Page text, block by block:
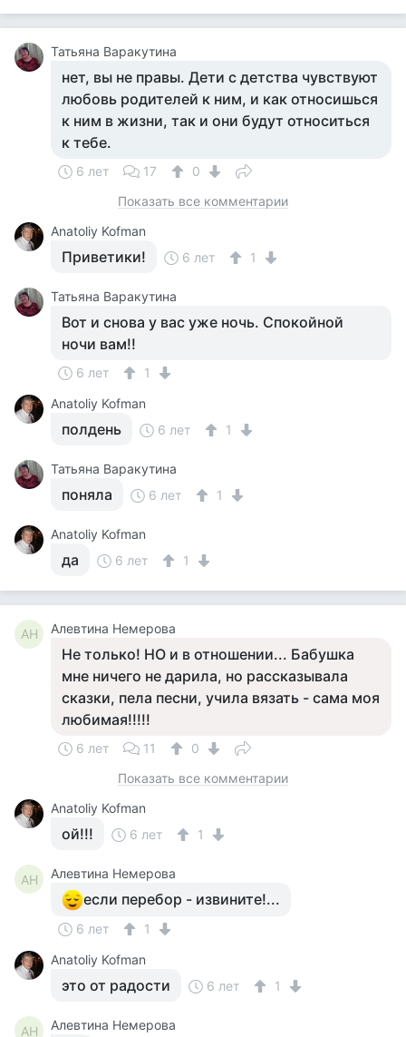
Татьяна Варакутина
нет, вы не правы. Дети с детства чувствуют
любовь родителей к ним, и как относишься
к ним в жизни, так и они будут относиться
к тебе.
6 лет 17
0
Показать все комментарии
Anatoliy Kofman
Приветики! 6 лет 1
Татьяна Варакутина
Вот и снова у вас уже ночь. Спокойной
ночи вам!!
6 лет
1
Anatoliy Kofman
полдень 6 лет 1
Татьяна Варакутина
поняла 6 лет 1
Anatoliy Kofman
да 6 лет 1
АН Алевтина Немерова
Не только! НО и в отношении... Бабушка
мне ничего не дарила, но рассказывала
сказки, пела песни, учила вязать - сама моя
любимая!!!!!
6 лет 11
0
Показать все комментарии
Anatoliy Kofman
ой!!! 6 лет 1
АН Алевтина Немерова
если перебор - извините!...
6 лет
1
Anatoliy Kofman
это от радости 6 лет 1
АН Алевтина Немерова